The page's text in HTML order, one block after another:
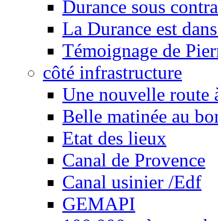
Durance sous
La Durance est
Témoignage de
côté infrastructure
Une nouvelle route
Belle matinée au
Etat des lieux
Canal de Provence
Canal usinier /Edf
GEMAPI